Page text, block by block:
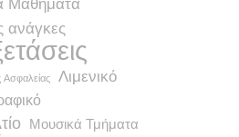
Μαθήματα
ανάγκες
Ασφαλείας Λιμενικό
Μουσικά Τμήματα